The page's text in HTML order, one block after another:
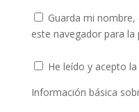
Guarda mi
este navegador para
He leído y acepto la
Información básica